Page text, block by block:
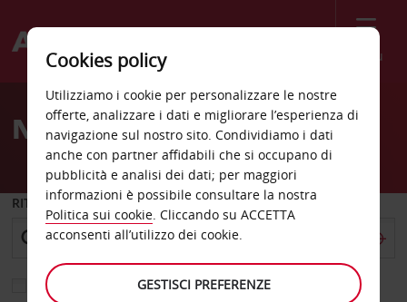
Menù
Welcome
AvisNoleggio auto in Africa
RITIRO DA
Scegli una località di riconsegna diversa
Cookies policy
Utilizziamo i cookie per personalizzare le nostre
offerte, analizzare i dati e migliorare l’esperienza di
navigazione sul nostro sito. Condividiamo i dati
anche con partner affidabili che si occupano di
pubblicità e analisi dei dati; per maggiori
informazioni è possibile consultare la nostra
Politica sui cookie. Cliccando su ACCETTA
acconsenti all’utilizzo dei cookie.
GESTISCI PREFERENZE